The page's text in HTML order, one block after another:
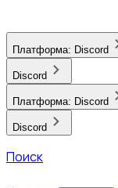
Платформа: Discord
Discord
Платформа: Discord
Discord
Поиск